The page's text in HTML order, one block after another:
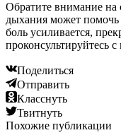
Обратите внимание на
дыхания может
боль усиливается,
проконсультируйтесь с
Поделиться
Отправить
Класснуть
Твитнуть
Похожие публикации